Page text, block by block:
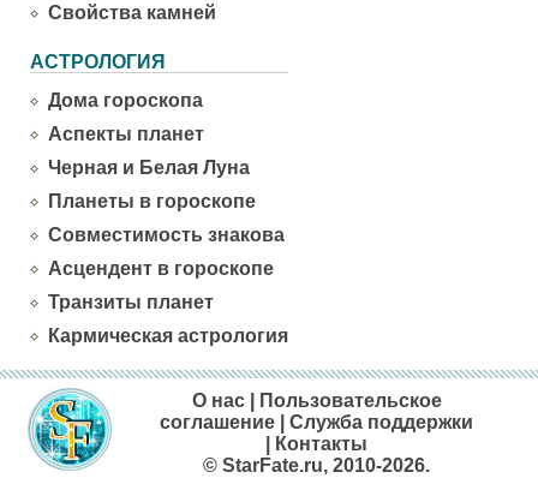
Свойства камней
АСТРОЛОГИЯ
Дома гороскопа
Аспекты планет
Черная и Белая Луна
Планеты в гороскопе
Совместимость знакова
Асцендент в гороскопе
Транзиты планет
Кармическая астрология
О нас|
Пользовательское
соглашение |Служба поддержки
Контакты
© StarFate.ru, 2010-2026.